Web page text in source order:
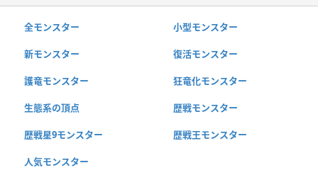
全モンスター 小型モンスター
新モンスター 復活モンスター
護竜モンスター 狂竜化モンスター
生態系の頂点 歴戦モンスター
歴戦星9モンスター 歴戦王モンスター
人気モンスター